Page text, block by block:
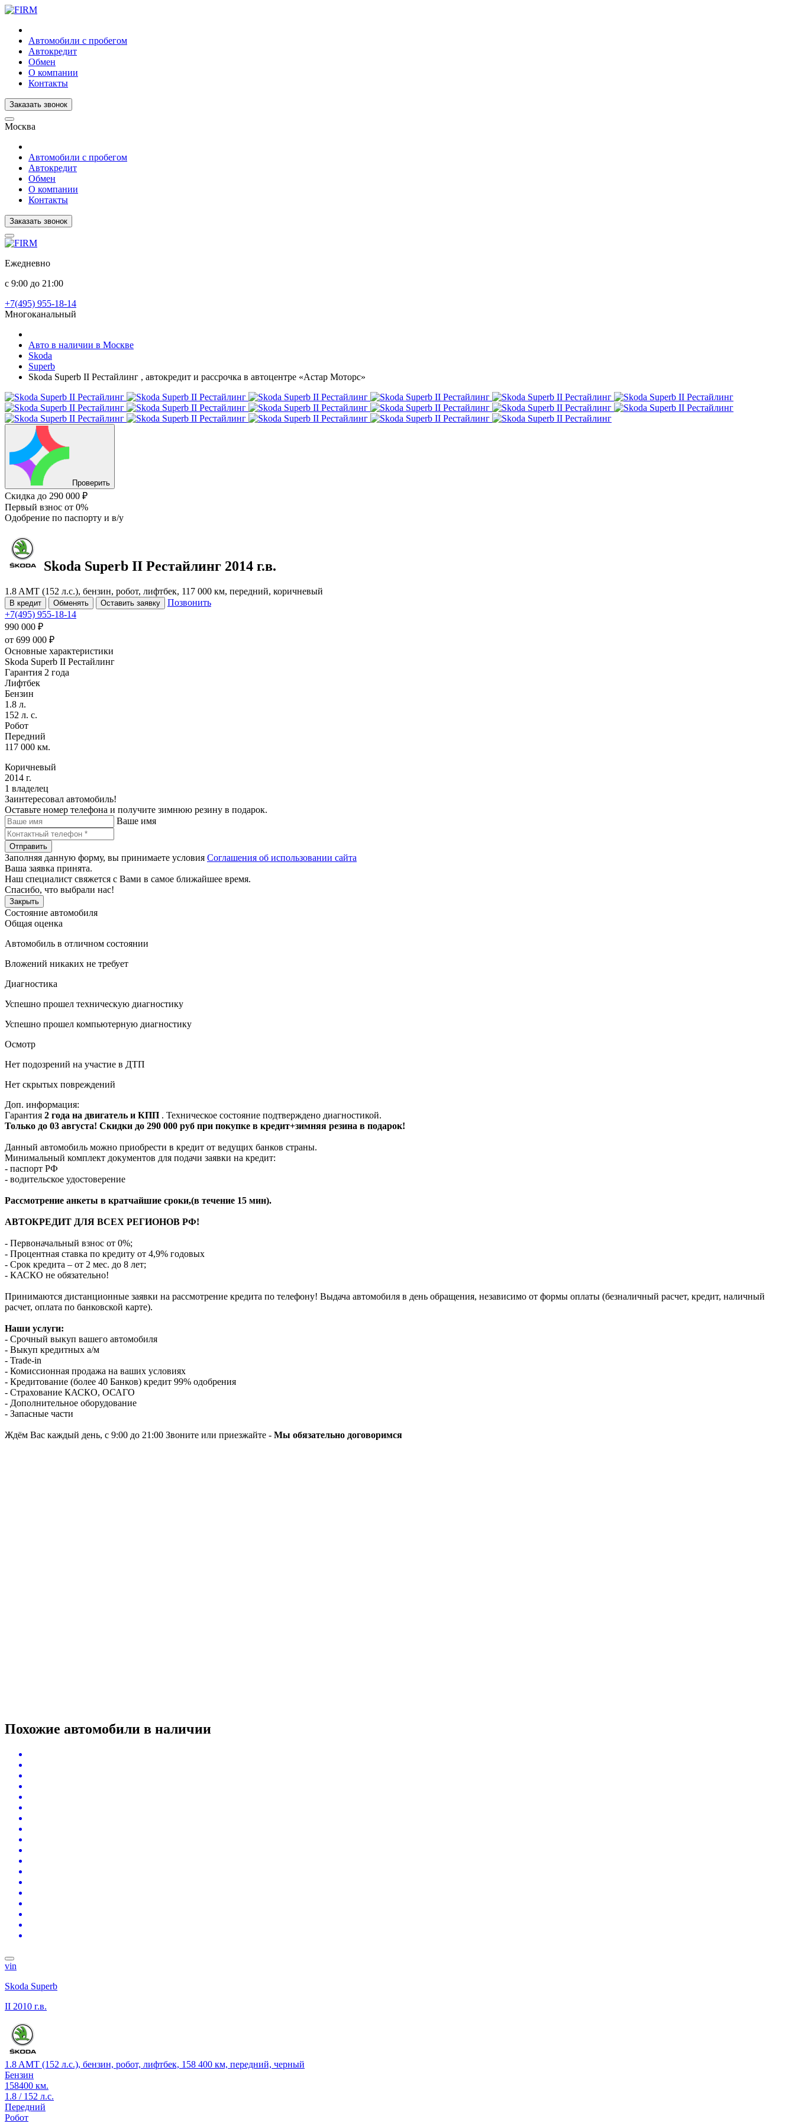
Автомобили с пробегом
Автокредит
Обмен
О компании
Контакты
Заказать звонок
Москва
Автомобили с пробегом
Автокредит
Обмен
О компании
Контакты
Заказать звонок
Ежедневно
с 9:00 до 21:00
+7(495) 955-18-14
Многоканальный
Авто в наличии в Москве
Skoda
Superb
Skoda Superb II Рестайлинг , автокредит и рассрочка в автоцентре «Астар Моторс»
Проверить
Скидка до 290 000 ₽
Первый взнос от 0%
Одобрение по паспорту и в/у
Skoda Superb II Рестайлинг 2014 г.в.
1.8 AMT (152 л.с.), бензин, робот, лифтбек, 117 000 км, передний, коричневый
В кредит Обменять Оставить заявку
Позвонить
+7(495) 955-18-14
990 000 ₽
от 699 000 ₽
Основные характеристики
Skoda Superb II Рестайлинг
Гарантия 2 года
Лифтбек
Бензин
1.8 л.
152 л. с.
Робот
Передний
117 000 км.
Коричневый
2014 г.
1 владелец
Заинтересовал автомобиль!
Оставьте номер телефона и получите зимнюю резину в подарок.
Ваше имя
Отправить
Заполняя данную форму, вы принимаете условия Соглашения об использовании сайта
Ваша заявка принята.
Наш специалист свяжется с Вами в самое ближайшее время.
Спасибо, что выбрали нас!
Закрыть
Состояние автомобиля
Общая оценка
Автомобиль в отличном состоянии
Вложений никаких не требует
Диагностика
Успешно прошел техническую диагностику
Успешно прошел компьютерную диагностику
Осмотр
Нет подозрений на участие в ДТП
Нет скрытых повреждений
Доп. информация:
Гарантия 2 года на двигатель и КПП . Техническое состояние подтверждено диагностикой.
Только до 03 августа! Скидки до 290 000 руб при покупке в кредит+зимняя резина в подарок!
Данный автомобиль можно приобрести в кредит от ведущих банков страны.
Минимальный комплект документов для подачи заявки на кредит:
- паспорт РФ
- водительское удостоверение
Рассмотрение анкеты в кратчайшие сроки,(в течение 15 мин).
АВТОКРЕДИТ ДЛЯ ВСЕХ РЕГИОНОВ РФ!
- Первоначальный взнос от 0%;
- Процентная ставка по кредиту от 4,9% годовых
- Срок кредита – от 2 мес. до 8 лет;
- КАСКО не обязательно!
Принимаются дистанционные заявки на рассмотрение кредита по телефону! Выдача автомобиля в день обращения, независимо от формы оплаты (безналичный расчет, кредит, наличный
расчет, оплата по банковской карте).
Наши услуги:
- Срочный выкуп вашего автомобиля
- Выкуп кредитных а/м
- Trade-in
- Комиссионная продажа на ваших условиях
- Кредитование (более 40 Банков) кредит 99% одобрения
- Страхование КАСКО, ОСАГО
- Дополнительное оборудование
- Запасные части
Ждём Вас каждый день, с 9:00 до 21:00 Звоните или приезжайте - Мы обязательно договоримся
Похожие автомобили в наличии
vin
Skoda Superb
II 2010 г.в.
1.8 AMT (152 л.с.), бензин, робот, лифтбек, 158 400 км, передний, черный
Бензин
158400 км.
1.8 / 152 л.с.
Передний
Робот